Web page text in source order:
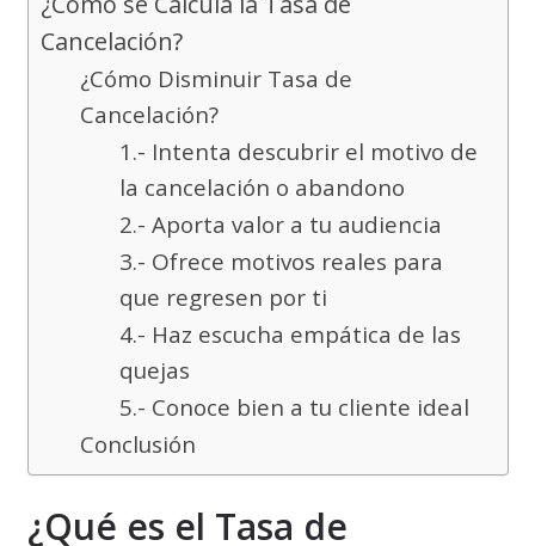
Cancelación?
¿Cómo Disminuir Tasa de
Cancelación?
1.- Intenta descubrir el motivo de
la cancelación o abandono
2.- Aporta valor a tu audiencia
3.- Ofrece motivos reales para
que regresen por ti
4.- Haz escucha empática de las
quejas
5.- Conoce bien a tu cliente ideal
Conclusión
¿Qué es el Tasa de